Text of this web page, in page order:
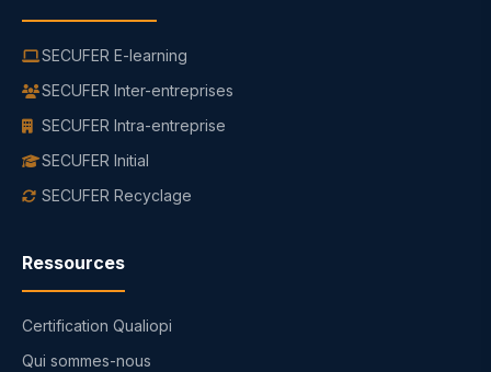
SECUFER E-learning
SECUFER Inter-entreprises
SECUFER Intra-entreprise
SECUFER Initial
SECUFER Recyclage
Ressources
Certification Qualiopi
Qui sommes-nous